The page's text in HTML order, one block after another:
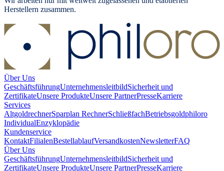
Herstellern zusammen.
Über Uns
GeschäftsführungUnternehmensleitbildSicherheit und
ZertifikateUnsere ProdukteUnsere PartnerPresseKarriere
Services
AltgoldrechnerSparplan RechnerSchließfachBetriebsgoldphiloro
IndividualEnzyklopädie
Kundenservice
KontaktFilialenBestellablaufVersandkostenNewsletterFAQ
Über Uns
GeschäftsführungUnternehmensleitbildSicherheit und
ZertifikateUnsere ProdukteUnsere PartnerPresseKarriere